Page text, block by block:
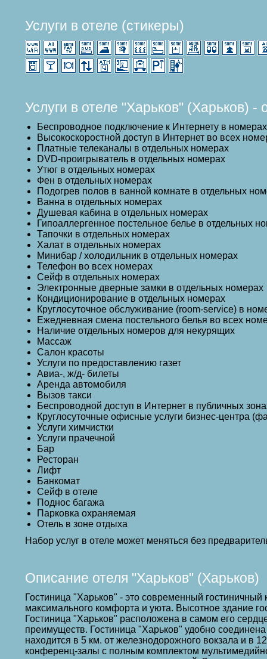
Услуги в отеле (стикеры)
Услуги в отеле "Харьков" (Харьков) -
Беспроводное подключение к Интернету в
Высокоскоростной доступ в Интернет во всех
Платные телеканалы в отдельных номерах
DVD-проигрыватель в отдельных номерах
Утюг в отдельных номерах
Фен в отдельных номерах
Подогрев полов в ванной комнате в отдельных
Ванна в отдельных номерах
Душевая кабина в отдельных номерах
Гипоаллергенное постельное белье в отдельных
Тапочки в отдельных номерах
Халат в отдельных номерах
Минибар / холодильник в отдельных номерах
Телефон во всех номерах
Сейф в отдельных номерах
Электронные дверные замки в отдельных номерах
Кондиционирование в отдельных номерах
Круглосуточное обслуживание (room-service) в
Ежедневная cмена постельного белья во всех
Наличие отдельных номеров для некурящих
Массаж
Салон красоты
Услуги по предоставлению газет
Авиа-, ж/д- билеты
Аренда автомобиля
Вызов такси
Беспроводной доступ в Интернет в публичных
Круглосуточные офисные услуги бизнес-центра
Услуги химчистки
Услуги прачечной
Бар
Ресторан
Лифт
Банкомат
Сейф в отеле
Поднос багажа
Парковка охраняемая
Отель в зоне отдыха
Набор услуг в отеле может меняться без
Описание отеля "Харьков" (Харьков)
Гостиница "Харьков" - это современный
максимального комфорта и уюта. Высотное здание
Гостиница "Харьков" расположена в самом его
преимуществ. Гостиница "Харьков" удобно
находится в 5 км. от железнодорожного вокзала и в
конференц-залы с полным комплектом